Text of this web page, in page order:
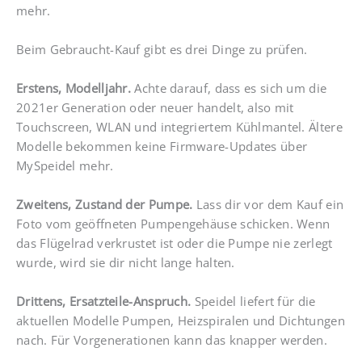
mehr.
Beim Gebraucht-Kauf gibt es drei Dinge zu prüfen.
Erstens, Modelljahr. Achte darauf, dass es sich um die
2021er Generation oder neuer handelt, also mit
Touchscreen, WLAN und integriertem Kühlmantel. Ältere
Modelle bekommen keine Firmware-Updates über
MySpeidel mehr.
Zweitens, Zustand der Pumpe. Lass dir vor dem Kauf ein
Foto vom geöffneten Pumpengehäuse schicken. Wenn
das Flügelrad verkrustet ist oder die Pumpe nie zerlegt
wurde, wird sie dir nicht lange halten.
Drittens, Ersatzteile-Anspruch. Speidel liefert für die
aktuellen Modelle Pumpen, Heizspiralen und Dichtungen
nach. Für Vorgenerationen kann das knapper werden.